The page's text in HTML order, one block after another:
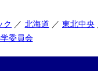
ク 北海道 東北中央
委員会